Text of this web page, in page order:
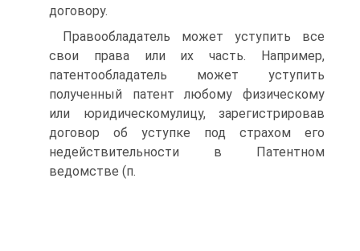
договору.
Правообладатель может уступить все
свои права или их часть. Например,
патентообладатель может уступить
полученный патент любому физическому
или юридическомулицу, зарегистрировав
договор об уступке под страхом его
недействительности в Патентном
ведомстве (п.